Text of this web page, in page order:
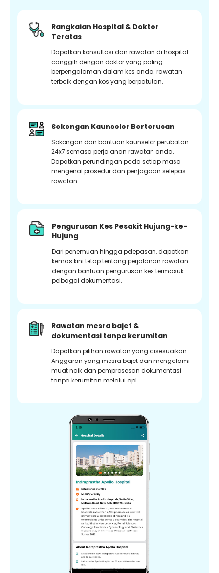
Rangkaian Hospital & Doktor
Teratas
Dapatkan konsultasi dan rawatan di hospital
canggih dengan doktor yang paling
berpengalaman dalam kes anda. rawatan
terbaik dengan kos yang berpatutan.
Sokongan Kaunselor Berterusan
Sokongan dan bantuan kaunselor perubatan
24x7 semasa perjalanan rawatan anda.
Dapatkan perundingan pada setiap masa
mengenai prosedur dan penjagaan selepas
rawatan.
Pengurusan Kes Pesakit Hujung-ke-
Hujung
Dari penemuan hingga pelepasan, dapatkan
kemas kini tetap tentang perjalanan rawatan
dengan bantuan pengurusan kes termasuk
pelbagai dokumentasi.
Rawatan mesra bajet &
dokumentasi tanpa kerumitan
Dapatkan pilihan rawatan yang disesuaikan.
Anggaran yang mesra bajet dan mengalami
muat naik dan pemprosesan dokumentasi
tanpa kerumitan melalui apl.